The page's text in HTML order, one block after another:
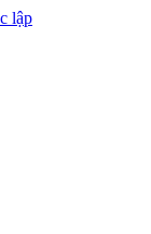
lập